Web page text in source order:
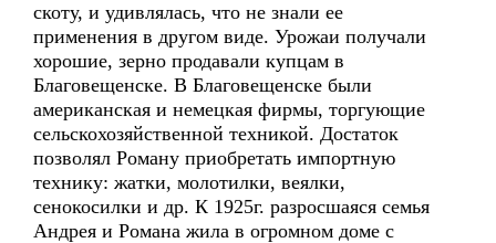
скоту, и удивлялась, что не знали ее
применения в другом виде. Урожаи получали
хорошие, зерно продавали купцам в
Благовещенске. В Благовещенске были
американская и немецкая фирмы, торгующие
сельскохозяйственной техникой. Достаток
позволял Роману приобретать импортную
технику: жатки, молотилки, веялки,
сенокосилки и др. К 1925г. разросшаяся семья
Андрея и Романа жила в огромном доме с